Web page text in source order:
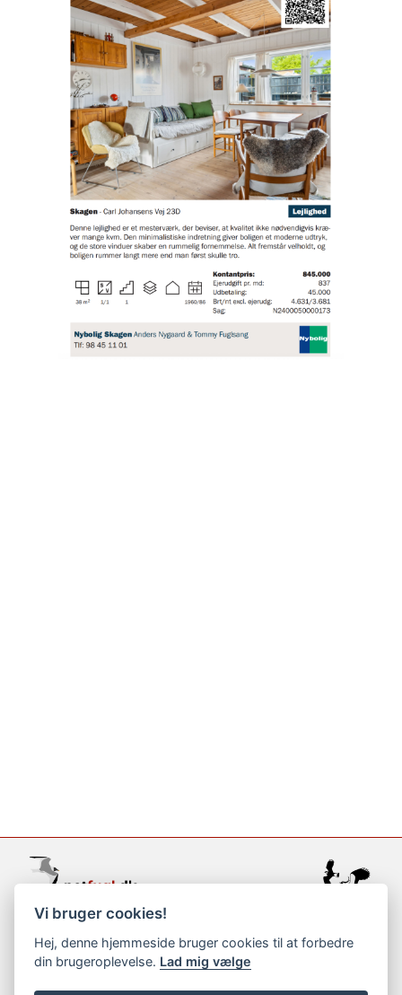
support@netfugl.dk
copyright © 2002-2023
Vi bruger cookies!
Hej, denne hjemmeside bruger cookies til at forbedre
din brugeroplevelse. Lad mig vælge